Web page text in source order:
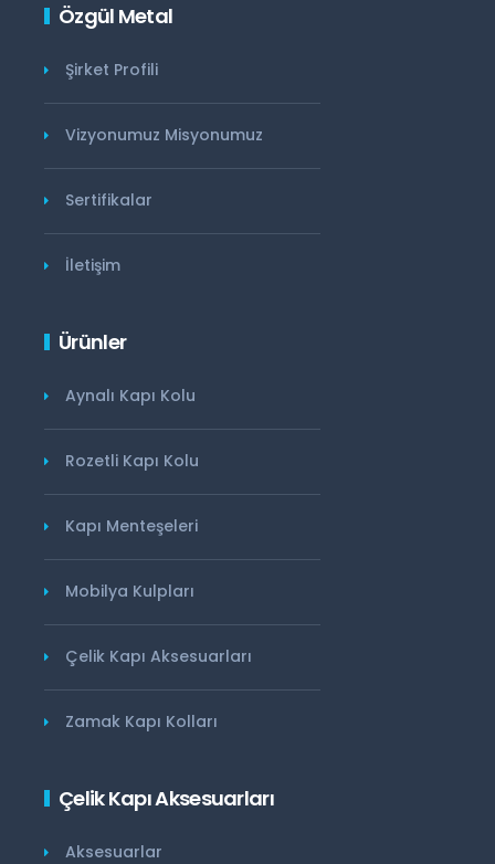
Özgül Metal
Şirket Profili
Vizyonumuz Misyonumuz
Sertifikalar
İletişim
Ürünler
Aynalı Kapı Kolu
Rozetli Kapı Kolu
Kapı Menteşeleri
Mobilya Kulpları
Çelik Kapı Aksesuarları
Zamak Kapı Kolları
Çelik Kapı Aksesuarları
Aksesuarlar